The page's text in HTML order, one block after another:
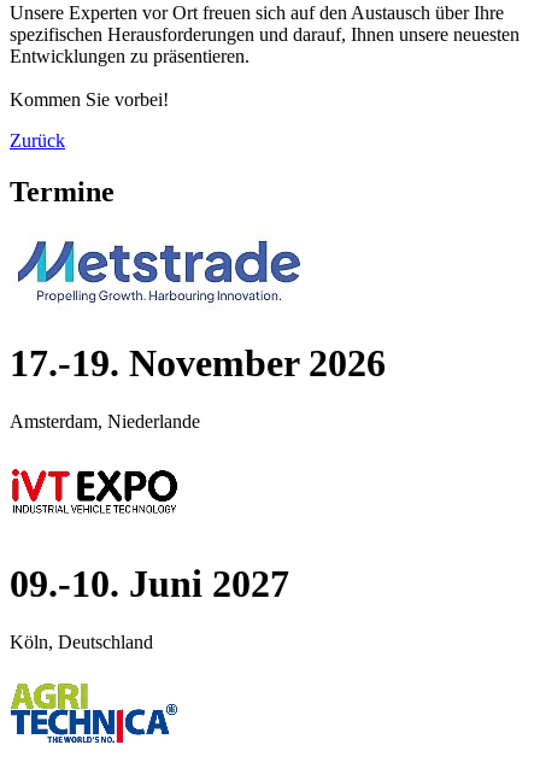
Unsere Experten vor Ort freuen sich auf den Austausch über Ihre
spezifischen Herausforderungen und darauf, Ihnen unsere neuesten
Entwicklungen zu präsentieren.
Kommen Sie vorbei!
Zurück
Termine
17.-19. November 2026
Amsterdam, Niederlande
09.-10. Juni 2027
Köln, Deutschland